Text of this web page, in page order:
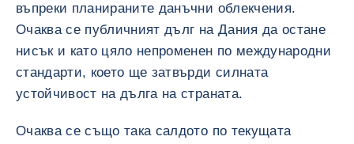
въпреки планираните данъчни облекчения.
Очаква се публичният дълг на Дания да остане
нисък и като цяло непроменен по международни
стандарти, което ще затвърди силната
устойчивост на дълга на страната.
Очаква се също така салдото по текущата